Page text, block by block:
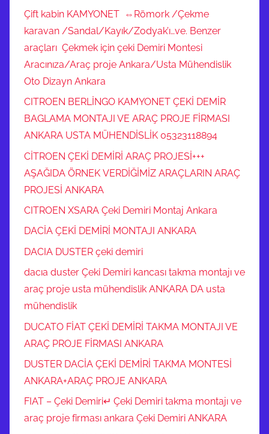
Çift kabin KAMYONET ⇔Römork /Çekme
karavan /Sandal/Kayık/Zodyak’ı…ve. Benzer
araçları Çekmek için çeki Demiri Montesi
Aracınıza/Araç proje Ankara/Usta Mühendislik
Oto Dizayn Ankara
CITROEN BERLİNGO KAMYONET ÇEKİ DEMİR
BAGLAMA MONTAJI VE ARAÇ PROJE FİRMASI
ANKARA USTA MÜHENDİSLİK 05323118894
CİTROEN ÇEKİ DEMİRİ ARAÇ PROJESİ+++
AŞAĞIDA ÖRNEK VERDİĞİMİZ ARAÇLARIN ARAÇ
PROJESİ ANKARA
CITROEN XSARA Çeki Demiri Montaj Ankara
DACİA ÇEKİ DEMİRİ MONTAJI ANKARA
DACIA DUSTER çeki demiri
dacıa duster Çeki Demiri kancası takma montajı ve
araç proje usta mühendislik ANKARA DA usta
mühendislik
DUCATO FİAT ÇEKİ DEMİRİ TAKMA MONTAJI VE
ARAÇ PROJE FİRMASI ANKARA
DUSTER DACİA ÇEKİ DEMİRİ TAKMA MONTESİ
ANKARA+ARAÇ PROJE ANKARA
FIAT – Çeki Demiri↵ Çeki Demiri takma montajı ve
araç proje firması ankara Çeki Demiri ANKARA